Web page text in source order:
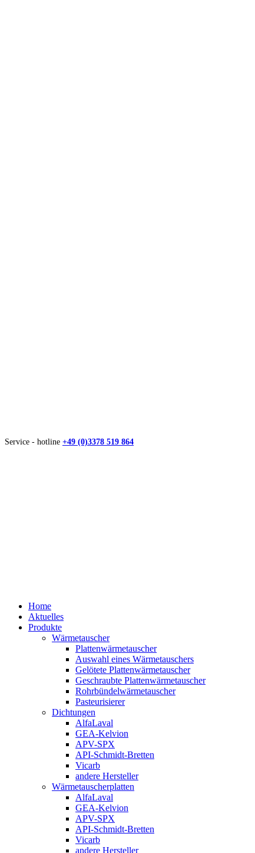
Service - hotline +49 (0)3378 519 864
Home
Aktuelles
Produkte
Wärmetauscher
Plattenwärmetauscher
Auswahl eines Wärmetauschers
Gelötete Plattenwärmetauscher
Geschraubte Plattenwärmetauscher
Rohrbündelwärmetauscher
Pasteurisierer
Dichtungen
AlfaLaval
GEA-Kelvion
APV-SPX
API-Schmidt-Bretten
Vicarb
andere Hersteller
Wärmetauscherplatten
AlfaLaval
GEA-Kelvion
APV-SPX
API-Schmidt-Bretten
Vicarb
andere Hersteller